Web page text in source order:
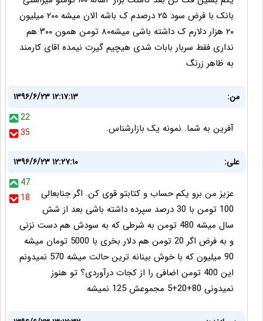
بانک با فرض سود ۲۵ درصدم ک باشه الان میشه ۲۰۰ میلیون
۲۰ هزار دلارم ک داشته باشی میشه۸۰ تومن همون ۳۰۰ هم
نداری فقط سربار بابات شدی هیچیم گیرت نیمده اقای کارمند
به ظاهر زرنگ
من:
۱۳۹۶/۶/۲۳ ۱۲:۱۷:۱۳
22
35
آفرین به شما. نمونه یک بازارشناس.
علی:
۱۳۹۶/۶/۲۳ ۱۲:۲۷:۱۰
47
18
عزیز من برو یکم حساب و کتابتو قوی کن. اگر جنابعالی
100 تومن با 30 درصد سپرده داشته باشی بعد از شش
سال میشه 480 تومن به شرطی که به سودش هم دست نزنی
و به فرض اگر 20 تومن هم دلار بخری با 5000 تومان میشه
90 میلیون که با خوش بینانه ترین حالت میشه 570 نمیدونم
این 400 تومن اضافی را از کجات درآوردی؟ تو هنوز
نمیدونی 80+20+5 مجموعش 125 نمیشه